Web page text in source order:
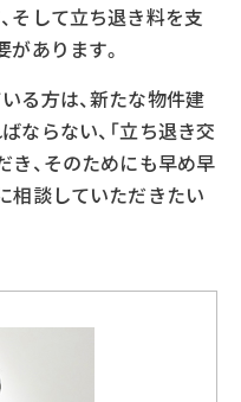
そして立ち退き料を支
あります。
る方は、新たな物件建
ならない、「立ち退き交
き、そのためにも早め早
相談していただきたい